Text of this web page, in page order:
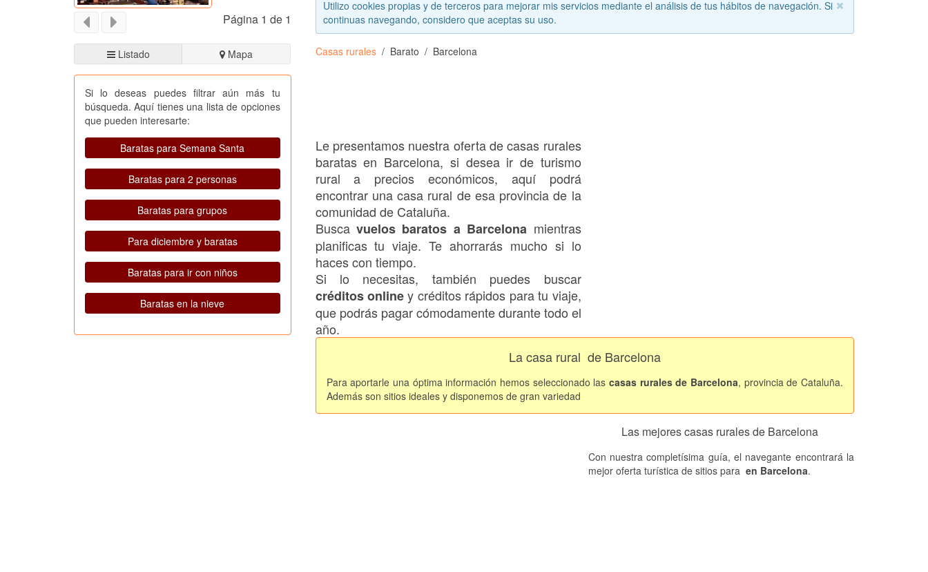
Página 1 de 1
Listado Mapa
Si lo deseas puedes filtrar aún más tu
búsqueda. Aquí tienes una lista de opciones
que pueden interesarte:
Baratas para Semana Santa
Baratas para 2 personas
Baratas para grupos
Para diciembre y baratas
Baratas para ir con niños
Baratas en la nieve
Utilizo cookies propias y de terceros para mejorar mis servicios mediante el análisis de tus hábitos de navegación. Si
continuas navegando, considero que aceptas su uso.
Casas rurales Barato Barcelona
Le presentamos nuestra oferta de casas rurales
baratas en Barcelona, si desea ir de turismo
rural a precios económicos, aquí podrá
encontrar una casa rural de esa provincia de la
comunidad de Cataluña.
Busca vuelos baratos a Barcelona mientras
planificas tu viaje. Te ahorrarás mucho si lo
haces con tiempo.
Si lo necesitas, también puedes buscar
créditos onliney créditos rápidos para tu viaje,
que podrás pagar cómodamente durante todo el
año.
La casa rural de Barcelona
Para aportarle una óptima información hemos seleccionado las casas rurales de Barcelona, provincia de Cataluña.
Además son sitios ideales y disponemos de gran variedad
Las mejores casas rurales de Barcelona
Con nuestra completísima guía, el navegante encontrará la
mejor oferta turística de sitios para en Barcelona.